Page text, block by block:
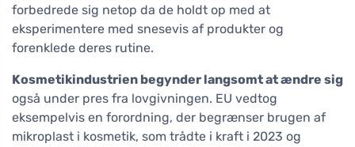
forbedrede sig netop da de holdt op med at
eksperimentere med snesevis af produkter og
forenklede deres rutine.
Kosmetikindustrien begynder langsomt at ændre sig
også under pres fra lovgivningen. EU vedtog
eksempelvis en forordning, der begrænser brugen af
mikroplast i kosmetik, som trådte i kraft i 2023 og